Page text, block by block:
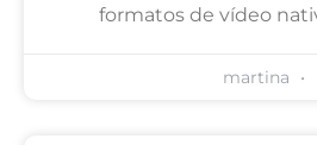
formatos de vídeo
martina